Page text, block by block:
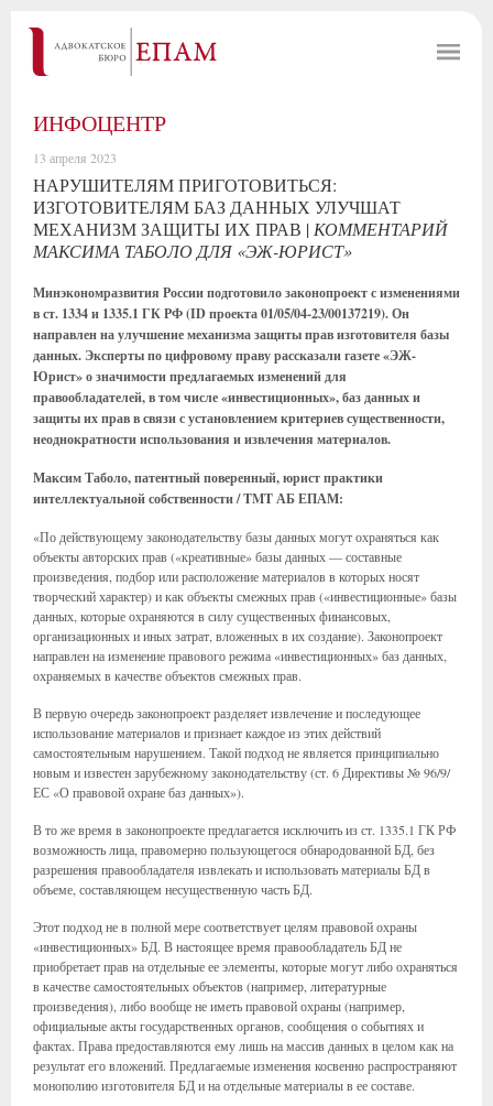
ИНФОЦЕНТР
13 апреля 2023
НАРУШИТЕЛЯМ ПРИГОТОВИТЬСЯ:
ИЗГОТОВИТЕЛЯМ БАЗ ДАННЫХ УЛУЧШАТ
МЕХАНИЗМ ЗАЩИТЫ ИХ ПРАВ | КОММЕНТАРИЙ
МАКСИМА ТАБОЛО ДЛЯ «ЭЖ-ЮРИСТ»
Минэкономразвития России подготовило законопроект с изменениями
в ст. 1334 и 1335.1 ГК РФ (ID проекта 01/05/04-23/00137219). Он
направлен на улучшение механизма защиты прав изготовителя базы
данных. Эксперты по цифровому праву рассказали газете «ЭЖ-
Юрист» о значимости предлагаемых изменений для
правообладателей, в том числе «инвестиционных», баз данных и
защиты их прав в связи с установлением критериев существенности,
неоднократности использования и извлечения материалов.
Максим Таболо, патентный поверенный, юрист практики
интеллектуальной собственности / TMT АБ ЕПАМ:
«По действующему законодательству базы данных могут охраняться как
объекты авторских прав («креативные» базы данных — составные
произведения, подбор или расположение материалов в которых носят
творческий характер) и как объекты смежных прав («инвестиционные» базы
данных, которые охраняются в силу существенных финансовых,
организационных и иных затрат, вложенных в их создание). Законопроект
направлен на изменение правового режима «инвестиционных» баз данных,
охраняемых в качестве объектов смежных прав.
В первую очередь законопроект разделяет извлечение и последующее
использование материалов и признает каждое из этих действий
самостоятельным нарушением. Такой подход не является принципиально
новым и известен зарубежному законодательству (ст. 6 Директивы № 96/9/
ЕС «О правовой охране баз данных»).
В то же время в законопроекте предлагается исключить из ст. 1335.1 ГК РФ
возможность лица, правомерно пользующегося обнародованной БД, без
разрешения правообладателя извлекать и использовать материалы БД в
объеме, составляющем несущественную часть БД.
Этот подход не в полной мере соответствует целям правовой охраны
«инвестиционных» БД. В настоящее время правообладатель БД не
приобретает прав на отдельные ее элементы, которые могут либо охраняться
в качестве самостоятельных объектов (например, литературные
произведения), либо вообще не иметь правовой охраны (например,
официальные акты государственных органов, сообщения о событиях и
фактах. Права предоставляются ему лишь на массив данных в целом как на
результат его вложений. Предлагаемые изменения косвенно распространяют
монополию изготовителя БД и на отдельные материалы в ее составе.